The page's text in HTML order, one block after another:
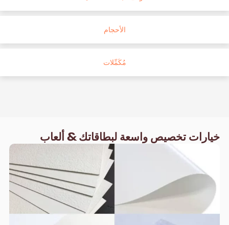
الأحجام
مُكَمِّلات
خيارات تخصيص واسعة لبطاقاتك & ألعاب